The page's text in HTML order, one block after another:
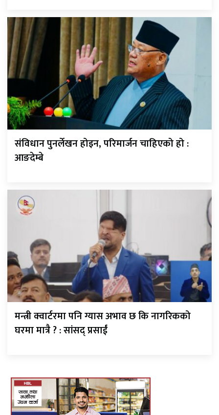
संविधान पुनर्लेखन होइन, परिमार्जन चाहिएको हो :
आङदेम्बे
मन्त्री क्वार्टरमा पनि ग्यास अभाव छ कि नागरिकको
घरमा मात्रै ? : सांसद् प्रसाईं